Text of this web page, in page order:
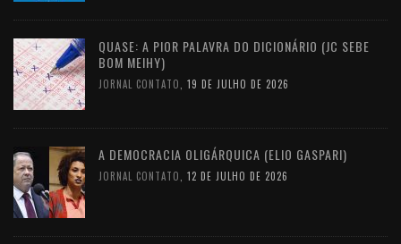
QUASE: A PIOR PALAVRA DO DICIONÁRIO (JC SEBE
BOM MEIHY)
JORNAL CONTATO 19 DE JULHO DE 2026
A DEMOCRACIA OLIGÁRQUICA (ELIO GASPARI)
JORNAL CONTATO 12 DE JULHO DE 2026